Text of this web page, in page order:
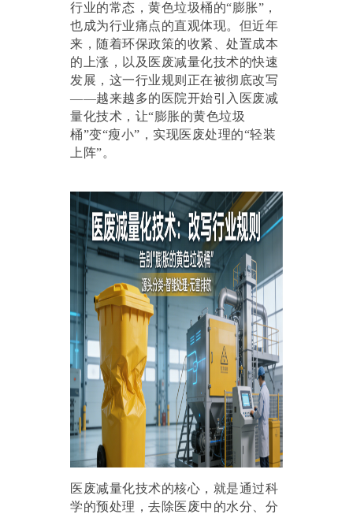
行业的常态，黄色垃圾桶的“膨胀”，
也成为行业痛点的直观体现。但近年
来，随着环保政策的收紧、处置成本
的上涨，以及医废减量化技术的快速
发展，这一行业规则正在被彻底改写
——越来越多的医院开始引入医废减
量化技术，让“膨胀的黄色垃圾
桶”变“瘦小”，实现医废处理的“轻装
上阵”。
医废减量化技术的核心，就是通过科
学的预处理，去除医废中的水分、分